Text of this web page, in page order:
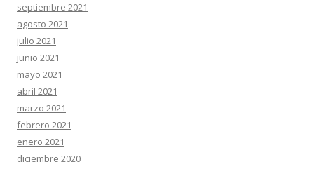
septiembre 2021
agosto 2021
julio 2021
junio 2021
mayo 2021
abril 2021
marzo 2021
febrero 2021
enero 2021
diciembre 2020